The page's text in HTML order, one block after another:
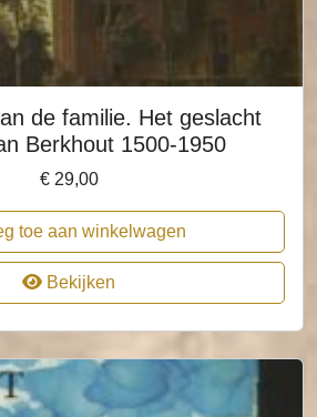
de familie. Het geslacht
Berkhout 1500-1950
€29,00
toe aan winkelwagen
Bekijken